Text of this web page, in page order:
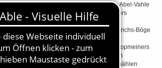
Richter:
Ann-Marie Abel-Vahle
Rainer Ahlers
Birgit Bögel
Meike Diedrichs-Böge
Petra Höpe
Claudia Koopmeiners
Heike Risch
Jens Thormählen